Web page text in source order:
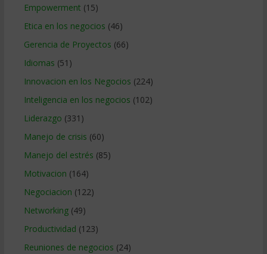
Empowerment (15)
Etica en los negocios (46)
Gerencia de Proyectos (66)
Idiomas (51)
Innovacion en los Negocios (224)
Inteligencia en los negocios (102)
Liderazgo (331)
Manejo de crisis (60)
Manejo del estrés (85)
Motivacion (164)
Negociacion (122)
Networking(49)
Productividad (123)
Reuniones de negocios (24)